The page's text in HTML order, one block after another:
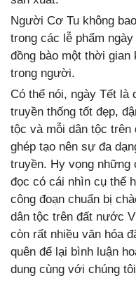
Người Cơ Tu không
trong các lễ phẩm
đồng bào một thời gian
trong người.
Có thể nói, ngày Tết là
truyền thống tốt đẹp,
tộc và mỗi dân tộc
ghép tạo nên sự đa
truyền. Hy vọng những
đọc có cái nhìn cụ thể
công đoạn chuẩn bị
dân tộc trên đất nước
còn rất nhiều văn hóa
quên để lại bình luận
dung cùng với chúng